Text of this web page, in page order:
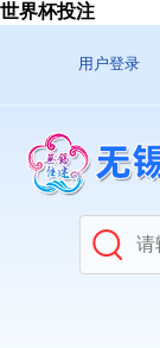
世界杯投注
用户登录